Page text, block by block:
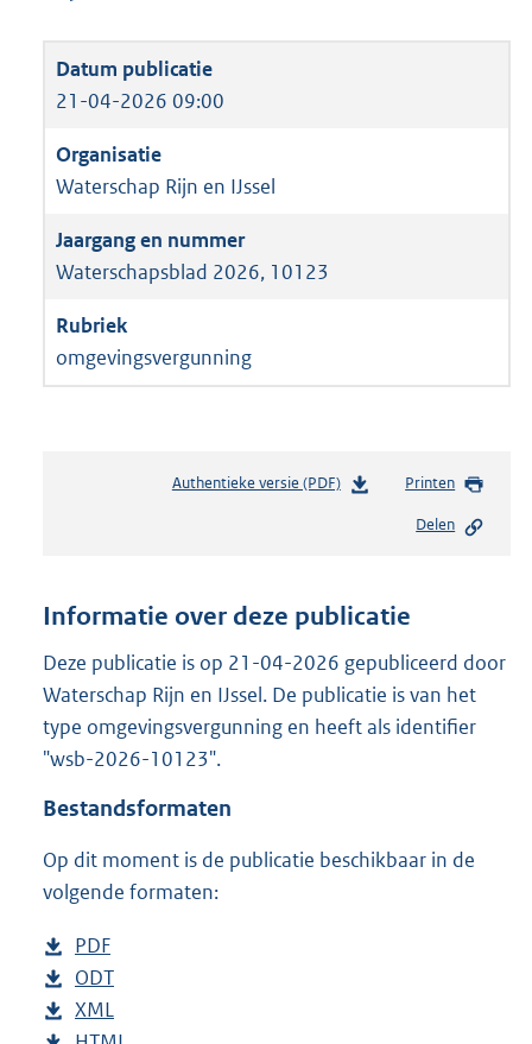
21-04-2026 09:00
Waterschap Rijn en IJssel
Waterschapsblad 2026, 10123
omgevingsvergunning
Authentieke versie (PDF)b
n
s
g
r
o
:
Printen
Delen
Informatie over deze publicatie
Deze publicatie is op 21-04-2026 gepubliceerd door
Waterschap Rijn en IJssel. De publicatie is van het
type omgevingsvergunning en heeft als identifier
"wsb-2026-10123".
Bestandsformaten
Op dit moment is de publicatie beschikbaar in de
volgende formaten:
D
o
w
PDF
e
s
D
o
ODT
D
XML